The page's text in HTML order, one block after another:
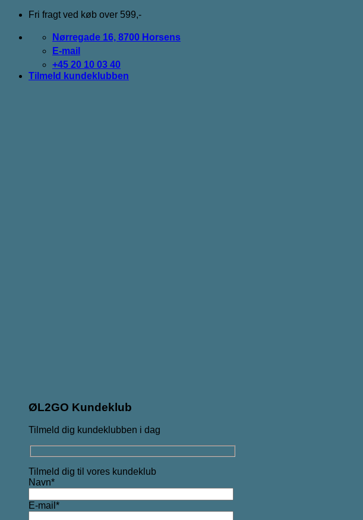
Fortsæt
indhold
Fri fragt ved køb over 599,-
Nørregade 16, 8700 Horsens
E-mail
+45 20 10 03 40
Tilmeld kundeklubben
ØL2GO Kundeklub
Tilmeld dig kundeklubben i dag
Tilmeld dig til vores kundeklub
Navn*
E-mail*